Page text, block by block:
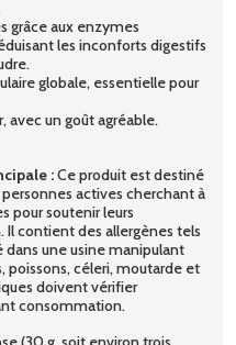
grâce aux enzymes
les inconforts digestifs
globale, essentielle pour
avec un goût agréable.
:Ce produit est destiné
actives cherchant à
pour soutenir leurs
contient des allergènes tels
une usine manipulant
poissons, céleri, moutarde et
doivent vérifier
consommation.